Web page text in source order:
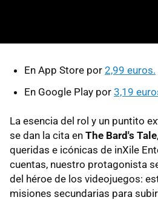
En App Store por 2,99 euros.
En Google Play por 3,19
La esencia del rol y un puntito
se dan la cita en The Bard's Tale
queridas e icónicas de inXile
cuentas, nuestro protagonista
del héroe de los videojuegos:
misiones secundarias para